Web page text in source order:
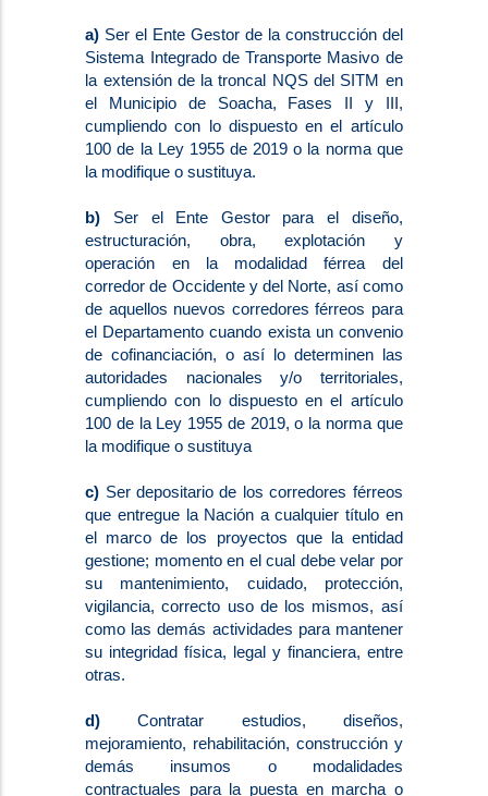
a) Ser el Ente Gestor de la construcción del
Sistema Integrado de Transporte Masivo de
la extensión de la troncal NQS del SITM en
el Municipio de Soacha, Fases II y III,
cumpliendo con lo dispuesto en el artículo
100 de la Ley 1955 de 2019 o la norma que
la modifique o sustituya.
b) Ser el Ente Gestor para el diseño,
estructuración, obra, explotación y
operación en la modalidad férrea del
corredor de Occidente y del Norte, así como
de aquellos nuevos corredores férreos para
el Departamento cuando exista un convenio
de cofinanciación, o así lo determinen las
autoridades nacionales y/o territoriales,
cumpliendo con lo dispuesto en el artículo
100 de la Ley 1955 de 2019, o la norma que
la modifique o sustituya
c) Ser depositario de los corredores férreos
que entregue la Nación a cualquier título en
el marco de los proyectos que la entidad
gestione; momento en el cual debe velar por
su mantenimiento, cuidado, protección,
vigilancia, correcto uso de los mismos, así
como las demás actividades para mantener
su integridad física, legal y financiera, entre
otras.
d) Contratar estudios, diseños,
mejoramiento, rehabilitación, construcción y
demás insumos o modalidades
contractuales para la puesta en marcha o